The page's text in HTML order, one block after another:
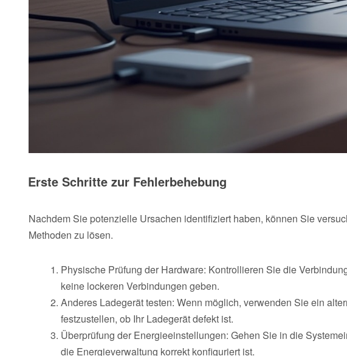
Erste Schritte zur Fehlerbehebung
Nachdem Sie potenzielle Ursachen identifiziert haben, können Sie
Methoden zu lösen.
Physische Prüfung der Hardware: Kontrollieren Sie die
keine lockeren Verbindungen geben.
Anderes Ladegerät testen: Wenn möglich, verwenden Sie ein
festzustellen, ob Ihr Ladegerät defekt ist.
Überprüfung der Energieeinstellungen: Gehen Sie in die
die Energieverwaltung korrekt konfiguriert ist.